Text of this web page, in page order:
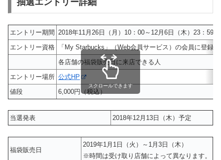
抽選エントリー詳細
エントリー期間
2018年11月26日（月）10：00～12月6日（木）23：59
エントリー資格
「My Starbucks」（Web会員サービス）の会員に登録
各店舗の福袋販売日に来店できる人
エントリー場所 公式HP
値段
6,000円（税込）
スクロールできます
当選発表 2018年12月13日（木）予定
福袋販売日
2019年1月1日（火）～1月3日（木）
※時間は受け取り店舗によって異なります。